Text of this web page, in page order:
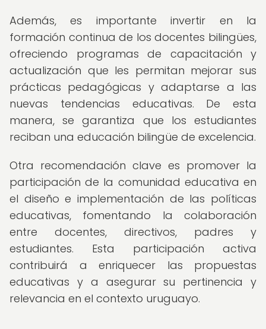
Además, es importante invertir en la
formación continua de los docentes bilingües,
ofreciendo programas de capacitación y
actualización que les permitan mejorar sus
prácticas pedagógicas y adaptarse a las
nuevas tendencias educativas. De esta
manera, se garantiza que los estudiantes
reciban una educación bilingüe de excelencia.
Otra recomendación clave es promover la
participación de la comunidad educativa en
el diseño e implementación de las políticas
educativas, fomentando la colaboración
entre docentes, directivos, padres y
estudiantes. Esta participación activa
contribuirá a enriquecer las propuestas
educativas y a asegurar su pertinencia y
relevancia en el contexto uruguayo.